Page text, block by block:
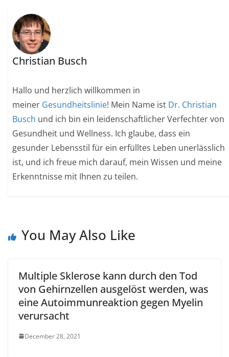
Christian Busch
Hallo und herzlich willkommen in
meiner Gesundheitslinie! Mein Name ist Dr. Christian
Busch und ich bin ein leidenschaftlicher Verfechter von
Gesundheit und Wellness. Ich glaube, dass ein
gesunder Lebensstil für ein erfülltes Leben unerlässlich
ist, und ich freue mich darauf, mein Wissen und meine
Erkenntnisse mit Ihnen zu teilen.
You May Also Like
Multiple Sklerose kann durch den Tod
von Gehirnzellen ausgelöst werden, was
eine Autoimmunreaktion gegen Myelin
verursacht
December 28, 2021